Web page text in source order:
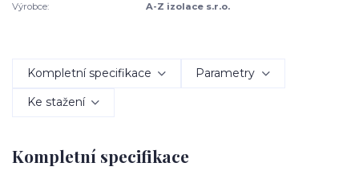
Výrobce:
A-Z izolace s.r.o.
Kompletní specifikace Parametry
Ke stažení
Kompletní specifikace